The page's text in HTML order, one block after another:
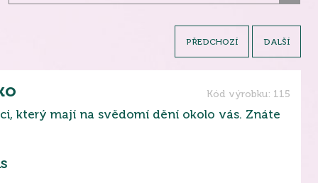
PŘEDCHOZÍ DALŠÍ
Kód výrobku: 115
který mají na svědomí dění okolo vás. Znáte